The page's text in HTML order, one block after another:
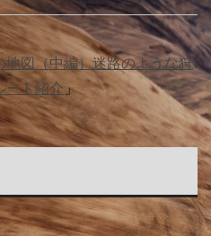
地図（中編）迷路のような狩
ート紹介 」